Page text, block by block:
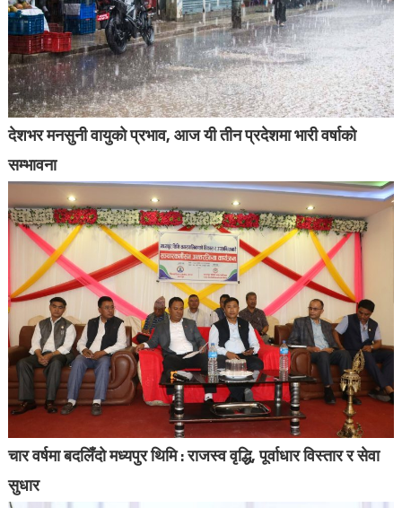
देशभर मनसुनी वायुको प्रभाव, आज यी तीन प्रदेशमा भारी वर्षाको
सम्भावना
चार वर्षमा बदलिँदो मध्यपुर थिमि : राजस्व वृद्धि, पूर्वाधार विस्तार र सेवा
सुधार